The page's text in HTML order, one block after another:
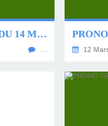
PRONO GRATUIT DU 14 MARS 2017
12